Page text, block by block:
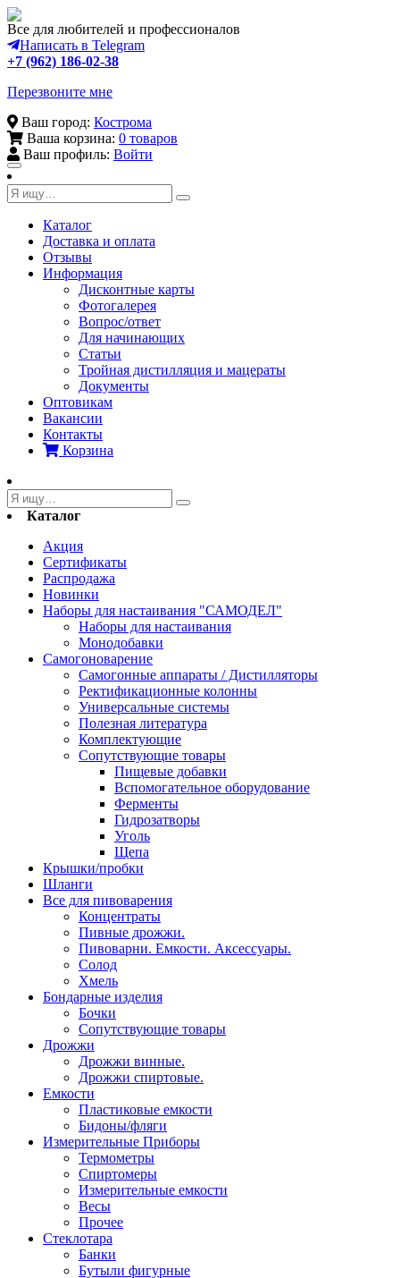
Все для любителей и профессионалов
Написать в Telegram
+7 (962) 186-02-38
Перезвоните мне
Ваш город: Кострома
Ваша корзина: 0 товаров
Ваш профиль: Войти
Toggle
navigation
Каталог
Доставка и оплата
Отзывы
Информация
Дисконтные карты
Фотогалерея
Вопрос/ответ
Для начинающих
Статьи
Тройная дистилляция и мацераты
Документы
Оптовикам
Вакансии
Контакты
Корзина
Каталог
Акция
Сертификаты
Распродажа
Новинки
Наборы для настаивания "САМОДЕЛ"
Наборы для настаивания
Монодобавки
Самогоноварение
Самогонные аппараты / Дистилляторы
Ректификационные колонны
Универсальные системы
Полезная литература
Комплектующие
Сопутствующие товары
Пищевые добавки
Вспомогательное оборудование
Ферменты
Гидрозатворы
Уголь
Щепа
Крышки/пробки
Шланги
Все для пивоварения
Концентраты
Пивные дрожжи.
Пивоварни. Емкости. Аксессуары.
Солод
Хмель
Бондарные изделия
Бочки
Сопутствующие товары
Дрожжи
Дрожжи винные.
Дрожжи спиртовые.
Емкости
Пластиковые емкости
Бидоны/фляги
Измерительные Приборы
Термометры
Спиртомеры
Измерительные емкости
Весы
Прочее
Стеклотара
Банки
Бутыли фигурные